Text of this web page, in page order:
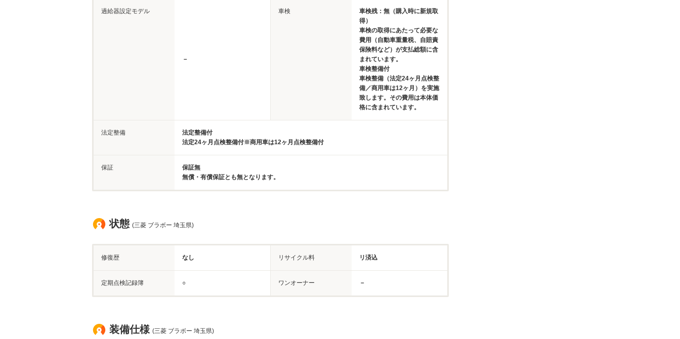
過給器設定モデル
－
車検
車検残：無（購入時に新規取
得）
車検の取得にあたって必要な
費用（自動車重量税、自賠責
保険料など）が支払総額に含
まれています。
車検整備付
車検整備（法定24ヶ月点検整
備／商用車は12ヶ月）を実施
致します。その費用は本体価
格に含まれています。
法定整備
法定整備付
法定24ヶ月点検整備付※商用車は12ヶ月点検整備付
保証
保証無
無償・有償保証とも無となります。
状態 (三菱 ブラボー 埼玉県)
修復歴 なし リサイクル料 リ済込
定期点検記録簿 ○ ワンオーナー －
装備仕様 (三菱 ブラボー 埼玉県)